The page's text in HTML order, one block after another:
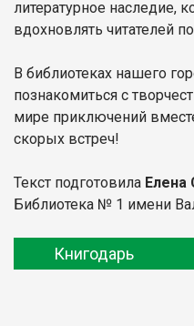
литературное наследие,
вдохновлять читателей
В библиотеках нашего
познакомиться с
мире приключений
скорых встреч!
Текст подготовила Елена
Библиотека № 1 имени
Книгодарь